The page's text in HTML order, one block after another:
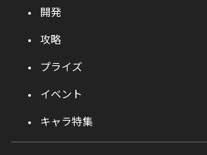
開発
攻略
プライズ
イベント
キャラ特集